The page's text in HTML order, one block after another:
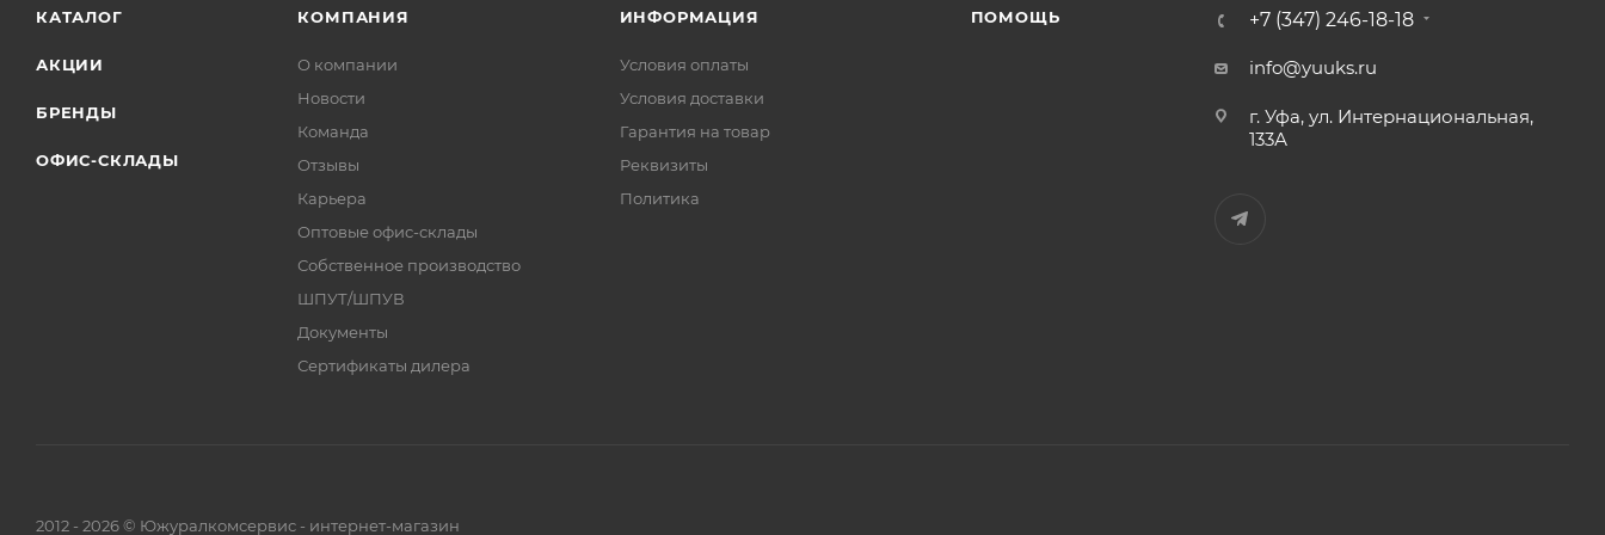
КАТАЛОГ
АКЦИИ
БРЕНДЫ
ОФИС-СКЛАДЫ
КОМПАНИЯ
О компании
Новости
Команда
Отзывы
Карьера
Оптовые офис-склады
Собственное производство
ШПУТ/ШПУВ
Документы
Сертификаты дилера
ИНФОРМАЦИЯ
Условия оплаты
Условия доставки
Гарантия на товар
Реквизиты
Политика
ПОМОЩЬ +7 (347) 246-18-18
info@yuuks.ru
г. Уфа, ул. Интернациональная,
133А
2012 - 2026 © Южуралкомсервис - интернет-магазин